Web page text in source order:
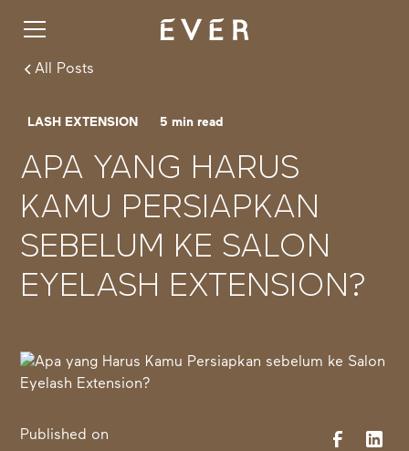
All Posts
LASH EXTENSION 5 min read
APA YANG HARUS
KAMU PERSIAPKAN
SEBELUM KE SALON
EYELASH EXTENSION?
Published on